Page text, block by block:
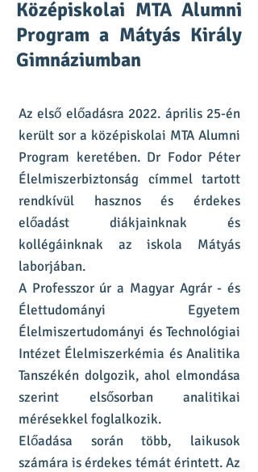
Középiskolai MTA Alumni
Program a Mátyás Király
Gimnáziumban
Az első előadásra 2022. április 25-én
került sor a középiskolai MTA Alumni
Program keretében. Dr Fodor Péter
Élelmiszerbiztonság címmel tartott
rendkívül hasznos és érdekes
előadást diákjainknak és
kollégáinknak az iskola Mátyás
laborjában.
A Professzor úr a Magyar Agrár - és
Élettudományi Egyetem
Élelmiszertudományi és Technológiai
Intézet Élelmiszerkémia és Analitika
Tanszékén dolgozik, ahol elmondása
szerint elsősorban analitikai
mérésekkel foglalkozik.
Előadása során több, laikusok
számára is érdekes témát érintett. Az